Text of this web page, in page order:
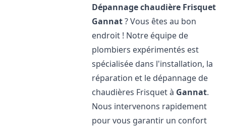
Dépannage chaudière Frisquet
Gannat? Vous êtes au bon
endroit ! Notre équipe de
plombiers expérimentés est
spécialisée dans l'installation, la
réparation et le dépannage de
chaudières Frisquet à Gannat.
Nous intervenons rapidement
pour vous garantir un confort